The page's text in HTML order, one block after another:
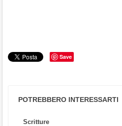
Save
POTREBBERO INTERESSARTI
Scritture